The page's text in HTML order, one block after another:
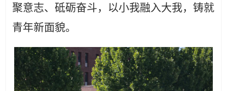
聚意志、 砥砺奋斗， 以小我融入大我， 铸就
青年新面貌。